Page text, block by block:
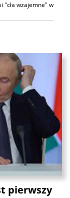
"cła wzajemne" w
pierwszy